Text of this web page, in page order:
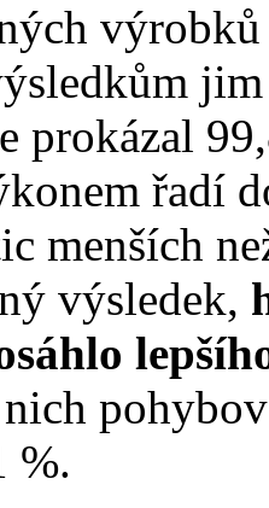
prokázal
řadí
menších
výsledek,
%.